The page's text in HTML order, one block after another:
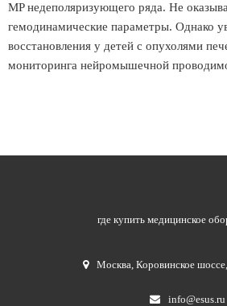
MP недеполяризующего ряда. Не
гемодинамические параметры. Однако
восстановления у детей с опухолями
мониторинга нейромышечной
где купить медицинское
Москва,Коровинское
info@esus.ru